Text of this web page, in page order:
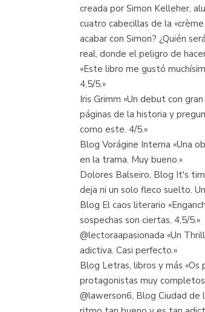
creada por Simon Kelleher,
cuatro cabecillas de la
acabar con Simon? ¿Quién
real, donde el peligro de
«Este libro me gustó
4,5/5.»
Iris Grimm «Un debut con
páginas de la historia y
como este. 4/5.»
Blog Vorágine Interna «Una
en la trama. Muy bueno.»
Dolores Balseiro, Blog It's
deja ni un solo fleco suelto.
Blog El caos literario
sospechas son ciertas. 4,5/5.»
@lectoraapasionada «Un
adictiva. Casi perfecto.»
Blog Letras, libros y más
protagonistas muy
@lawerson6, Blog Ciudad de